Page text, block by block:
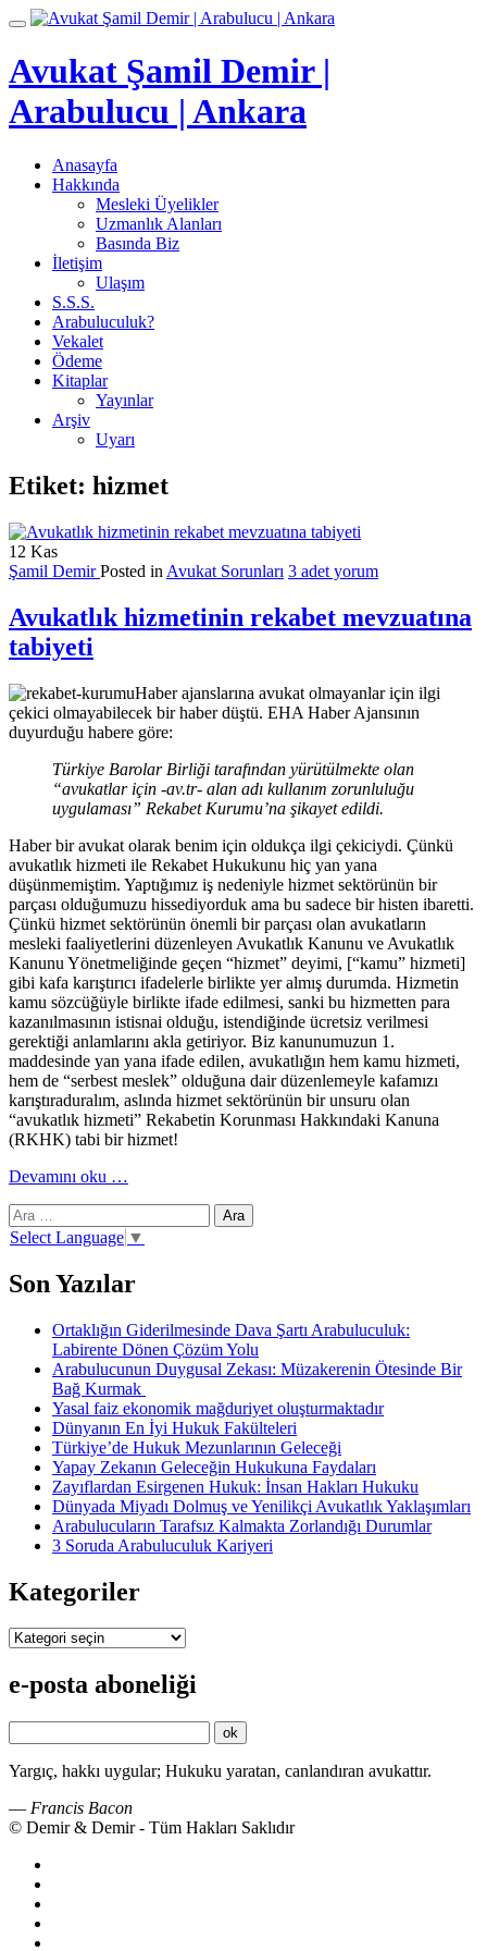
İçeriğe
Toggle
Avukat Şamil Demir |
Arabulucu | Ankara
Anasayfa
Hakkında
Mesleki Üyelikler
Uzmanlık Alanları
Basında Biz
İletişim
Ulaşım
S.S.S.
Arabuluculuk?
Vekalet
Ödeme
Kitaplar
Yayınlar
Arşiv
Uyarı
Etiket: hizmet
12 Kas
Şamil DemirPosted in Avukat Sorunları 3 adet yorum
Avukatlık hizmetinin rekabet mevzuatına
tabiyeti
Haber ajanslarına avukat olmayanlar için ilgi
çekici olmayabilecek bir haber düştü. EHA Haber Ajansının
duyurduğu habere göre:
Türkiye Barolar Birliği tarafından yürütülmekte olan
“avukatlar için -av.tr- alan adı kullanım zorunluluğu
uygulaması” Rekabet Kurumu’na şikayet edildi.
Haber bir avukat olarak benim için oldukça ilgi çekiciydi. Çünkü
avukatlık hizmeti ile Rekabet Hukukunu hiç yan yana
düşünmemiştim. Yaptığımız iş nedeniyle hizmet sektörünün bir
parçası olduğumuzu hissediyorduk ama bu sadece bir histen ibaretti.
Çünkü hizmet sektörünün önemli bir parçası olan avukatların
mesleki faaliyetlerini düzenleyen Avukatlık Kanunu ve Avukatlık
Kanunu Yönetmeliğinde geçen “hizmet” deyimi, [“kamu” hizmeti]
gibi kafa karıştırıcı ifadelerle birlikte yer almış durumda. Hizmetin
kamu sözcüğüyle birlikte ifade edilmesi, sanki bu hizmetten para
kazanılmasının istisnai olduğu, istendiğinde ücretsiz verilmesi
gerektiği anlamlarını akla getiriyor. Biz kanunumuzun 1.
maddesinde yan yana ifade edilen, avukatlığın hem kamu hizmeti,
hem de “serbest meslek” olduğuna dair düzenlemeyle kafamızı
karıştıraduralım, aslında hizmet sektörünün bir unsuru olan
“avukatlık hizmeti” Rekabetin Korunması Hakkındaki Kanuna
(RKHK) tabi bir hizmet!
Devamını oku
mevzuatına
…
Arama:
Select Language ▼
Son Yazılar
Ortaklığın Giderilmesinde Dava Şartı Arabuluculuk:
Labirente Dönen Çözüm Yolu
Arabulucunun Duygusal Zekası: Müzakerenin Ötesinde Bir
Bağ Kurmak
Yasal faiz ekonomik mağduriyet oluşturmaktadır
Dünyanın En İyi Hukuk Fakülteleri
Türkiye’de Hukuk Mezunlarının Geleceği
Yapay Zekanın Geleceğin Hukukuna Faydaları
Zayıflardan Esirgenen Hukuk: İnsan Hakları Hukuku
Dünyada Miyadı Dolmuş ve Yenilikçi Avukatlık Yaklaşımları
Arabulucuların Tarafsız Kalmakta Zorlandığı Durumlar
3 Soruda Arabuluculuk Kariyeri
Kategoriler
Kategoriler
e-posta aboneliği
Yargıç, hakkı uygular; Hukuku yaratan, canlandıran avukattır.
— Francis Bacon
© Demir & Demir - Tüm Hakları Saklıdır
Menü